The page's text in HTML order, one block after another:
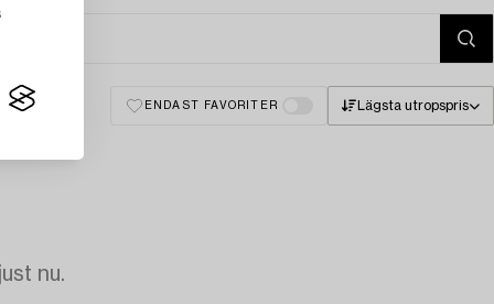
ENDAST FAVORITER Lägsta utropspris
nu.